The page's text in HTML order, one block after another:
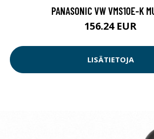
PANASONIC VW VMS10E-K
156.24 EUR
LISÄTIETOJA